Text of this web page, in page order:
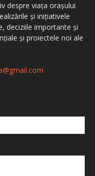
despre viața orașului
și inițiativele
deciziile importante și
și proiectele noi ale